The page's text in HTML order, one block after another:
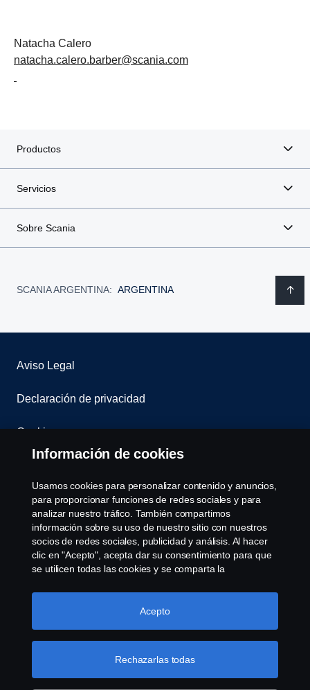
Natacha Calero
natacha.calero.barber@scania.com
Productos
Servicios
Sobre Scania
SCANIA ARGENTINA: ARGENTINA
Aviso Legal
Declaración de privacidad
Cookies
Sistema de Denuncias
Configuración de cookies
reservados. Scania Argentina S.A.U. - Piedrabuena
5400, Grand Bourg, CP (1615) Buenos Aires,
Información de cookies
Usamos cookies para personalizar contenido y anuncios,
para proporcionar funciones de redes sociales y para
analizar nuestro tráfico. También compartimos
información sobre su uso de nuestro sitio con nuestros
socios de redes sociales, publicidad y análisis. Al hacer
clic en "Acepto", acepta dar su consentimiento para que
se utilicen todas las cookies y se comparta la
haciendo clic en "Configuración de cookies" y
seleccionando las categorías que desea aceptar. Para
Más información sobre su privacidad
Rechazarlas todas
Acepto